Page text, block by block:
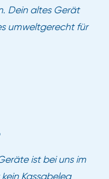
Dein altes Gerät
umweltgerecht für
ist bei uns im